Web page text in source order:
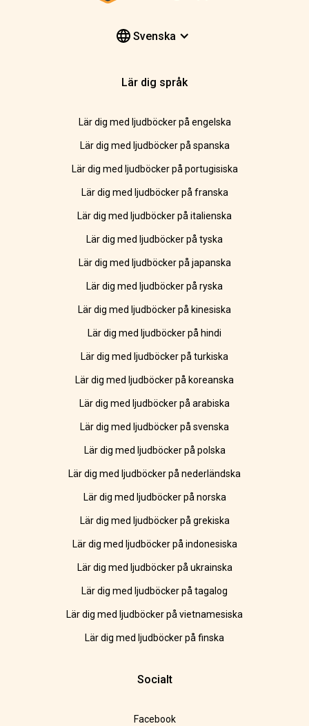
Svenska
Lär dig språk
Lär dig med ljudböcker på engelska
Lär dig med ljudböcker på spanska
Lär dig med ljudböcker på portugisiska
Lär dig med ljudböcker på franska
Lär dig med ljudböcker på italienska
Lär dig med ljudböcker på tyska
Lär dig med ljudböcker på japanska
Lär dig med ljudböcker på ryska
Lär dig med ljudböcker på kinesiska
Lär dig med ljudböcker på hindi
Lär dig med ljudböcker på turkiska
Lär dig med ljudböcker på koreanska
Lär dig med ljudböcker på arabiska
Lär dig med ljudböcker på svenska
Lär dig med ljudböcker på polska
Lär dig med ljudböcker på nederländska
Lär dig med ljudböcker på norska
Lär dig med ljudböcker på grekiska
Lär dig med ljudböcker på indonesiska
Lär dig med ljudböcker på ukrainska
Lär dig med ljudböcker på tagalog
Lär dig med ljudböcker på vietnamesiska
Lär dig med ljudböcker på finska
Socialt
Facebook